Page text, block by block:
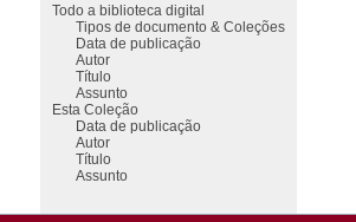
Todo a biblioteca digital
Tipos de documento & Coleções
Data de publicação
Autor
Título
Assunto
Esta Coleção
Data de publicação
Autor
Título
Assunto